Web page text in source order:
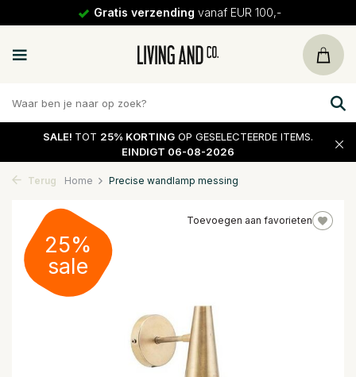
Gratis verzending vanaf EUR 100,-
SALE! TOT 25% KORTING OP GESELECTEERDE ITEMS.
EINDIGT 06-08-2026
Terug Home Precise wandlamp messing
Toevoegen aan favorieten
25%
sale